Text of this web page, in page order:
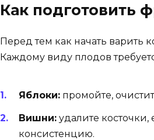
Как подготовить
Перед тем как начать варить
Каждому виду плодов
Яблоки: промойте,
Вишни: удалите
консистенцию.